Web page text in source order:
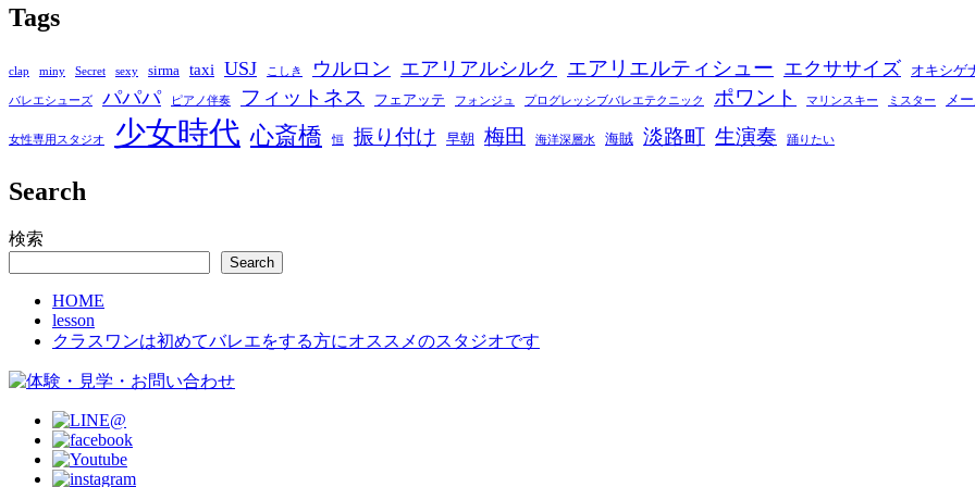
Tags
clap miny Secret sexy sirma taxi USJ こしき ウルロン エアリアルシルク エアリエルティシュー エクササイズ オキシゲ
バレエシューズ パパパ ピアノ伴奏 フィットネス フェアッテ フォンジュ プログレッシブバレエテクニック ポワント マリンスキー ミスター メ
女性専用スタジオ 少女時代 心斎橋 恒 振り付け 早朝 梅田 海洋深層水 海賊 淡路町 生演奏 踊りたい
Search
検索
Search
HOME
lesson
クラスワンは初めてバレエをする方にオススメのスタジオです